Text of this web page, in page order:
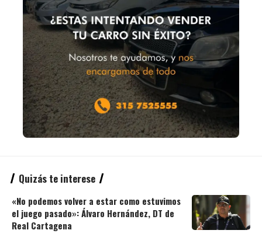
Quizás te interese
«No podemos volver a estar como estuvimos
el juego pasado»: Álvaro Hernández, DT de
Real Cartagena